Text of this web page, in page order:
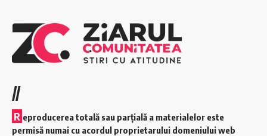
//
R eproducerea totală sau parțială a materialelor este
permisă numai cu acordul proprietarului domeniului web